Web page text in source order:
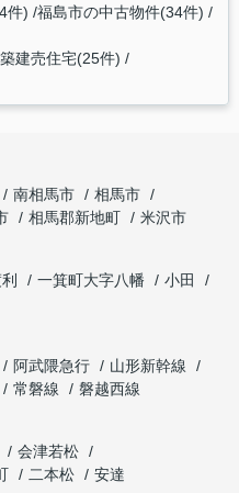
件) 福島市の中古物件(34件)
建売住宅(25件)
南相馬市
相馬市
相馬郡新地町
米沢市
一箕町大字八幡
小田
阿武隈急行
山形新幹線
常磐線
磐越西線
会津若松
二本松 安達